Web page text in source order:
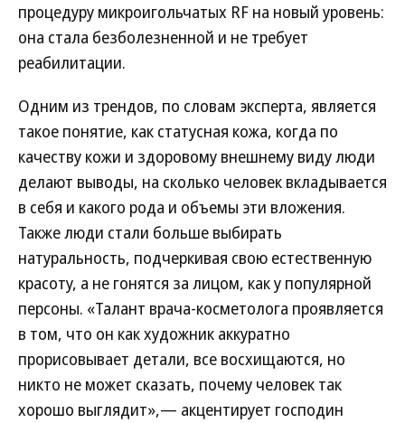
процедуру микроигольчатых RF на новый уровень:
она стала безболезненной и не требует
реабилитации.
Одним из трендов, по словам эксперта, является
такое понятие, как статусная кожа, когда по
качеству кожи и здоровому внешнему виду люди
делают выводы, на сколько человек вкладывается
в себя и какого рода и объемы эти вложения.
Также люди стали больше выбирать
натуральность, подчеркивая свою естественную
красоту, а не гонятся за лицом, как у популярной
персоны. «Талант врача-косметолога проявляется
в том, что он как художник аккуратно
прорисовывает детали, все восхищаются, но
никто не может сказать, почему человек так
хорошо выглядит»,— акцентирует господин